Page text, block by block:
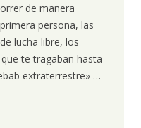
de manera
persona, las
lucha libre, los
te tragaban hasta
extraterrestre» …